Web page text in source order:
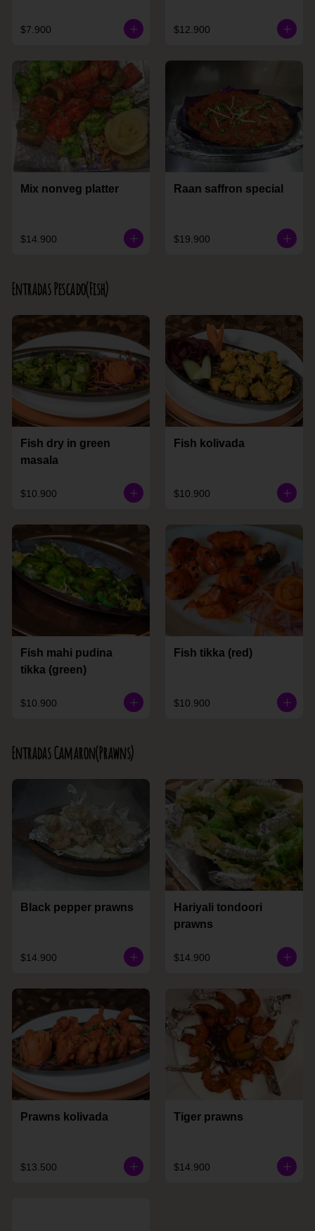
$7.900 $12.900
Mix nonveg platter
$14.900
Raan saffron special
$19.900
Entradas Pescado(Fish)
Fish dry in green
masala
$10.900
Fish kolivada
$10.900
Fish mahi pudina
tikka (green)
$10.900
Fish tikka (red)
$10.900
Entradas Camaron(Prawns)
Black pepper prawns
$14.900
Hariyali tondoori
prawns
$14.900
Prawns kolivada
$13.500
Tiger prawns
$14.900